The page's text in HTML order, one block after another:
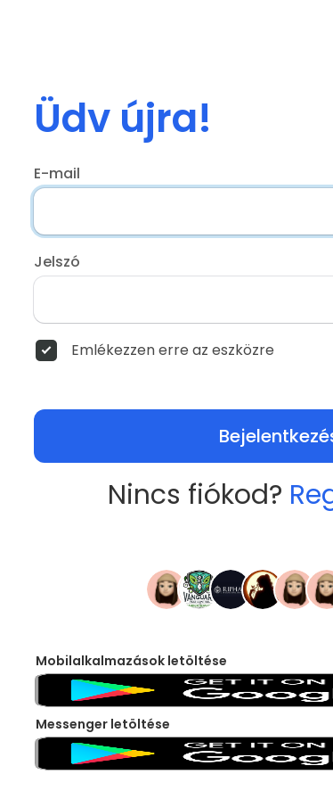
Üdv újra!
E-mail
Jelszó
Emlékezzen erre az eszközre
Nincs fiókod?
Mobilalkalmazások letöltése
Messenger letöltése